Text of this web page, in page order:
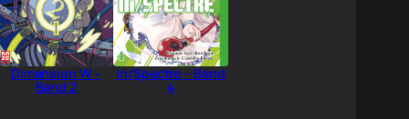
Dimension W –
Band 2
In/Spectre – Band
4